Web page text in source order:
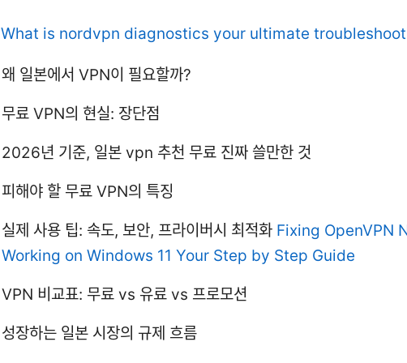
What is nordvpn diagnostics your ultimate
왜 일본에서 VPN이 필요할까?
무료 VPN의 현실: 장단점
2026년 기준, 일본 vpn 추천 무료 진짜 쓸만한 것
피해야 할 무료 VPN의 특징
실제 사용 팁: 속도, 보안, 프라이버시 최적화 Fixing OpenVPN
Working on Windows 11 Your Step by Step Guide
VPN 비교표: 무료 vs 유료 vs 프로모션
성장하는 일본 시장의 규제 흐름